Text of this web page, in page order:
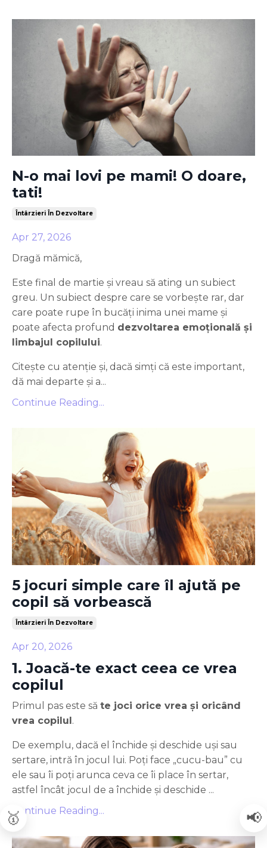
N-o mai lovi pe mami! O doare,
tati!
Întârzieri În Dezvoltare
Apr 27, 2026
Dragă mămică,
Este final de martie și vreau să ating un subiect
greu. Un subiect despre care se vorbește rar, dar
care poate rupe în bucăți inima unei mame și
poate afecta profund dezvoltarea emoțională și
limbajul copilului.
Citește cu atenție și, dacă simți că este important,
dă mai departe și a...
Continue Reading...
5 jocuri simple care îl ajută pe
copil să vorbească
Întârzieri În Dezvoltare
Apr 20, 2026
1. Joacă-te exact ceea ce vrea
copilul
Primul pas este să te joci orice vrea și oricând
vrea copilul.
De exemplu, dacă el închide și deschide uși sau
sertare, intră în jocul lui. Poți face „cucu-bau” cu
ele sau îi poți arunca ceva ce îi place în sertar,
astfel încât jocul de a închide și deschide ...
Continue Reading...
📢
🥇